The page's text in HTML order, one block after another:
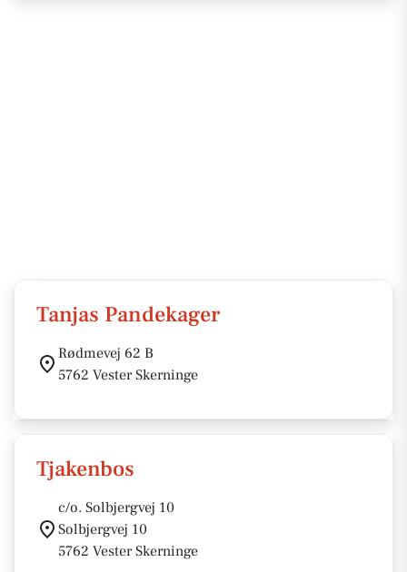
Tanjas Pandekager
Rødmevej 62 B
5762 Vester Skerninge
Tjakenbos
c/o. Solbjergvej 10
Solbjergvej 10
5762 Vester Skerninge